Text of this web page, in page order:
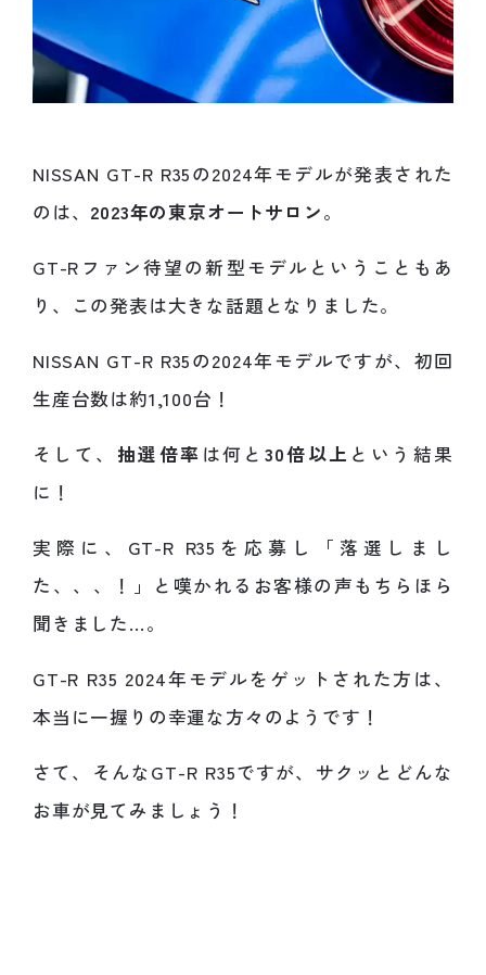
NISSAN GT-R R35の2024年モデルが発表された
のは、 2023年の東京オートサロン。
GT-Rファン待望の新型モデルということもあ
り、この発表は大きな話題となりました。
NISSAN GT-R R35の2024年モデルですが、初回
生産台数は約1,100台！
そして、 抽選倍率 は何と 30倍以上 という結果
に！
実際に、GT-R R35を応募し「落選しまし
た、、、！」と嘆かれるお客様の声もちらほら
聞きました…。
GT-R R35 2024年モデルをゲットされた方は、
本当に一握りの幸運な方々のようです！
さて、そんなGT-R R35ですが、サクッとどんな
お車が見てみましょう！